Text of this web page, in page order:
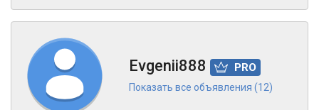
Evgenii888 PRO
Показать все объявления (12)